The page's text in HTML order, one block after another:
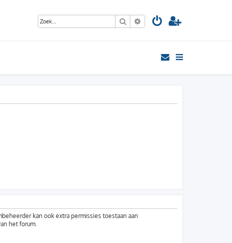
Zoek Uitgebreid zoeken
kan ook extra permissies toestaan aan
het forum.